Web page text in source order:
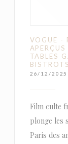
VOGUE -
TABLES
26/12/2025
Film culte
plonge les
Paris des